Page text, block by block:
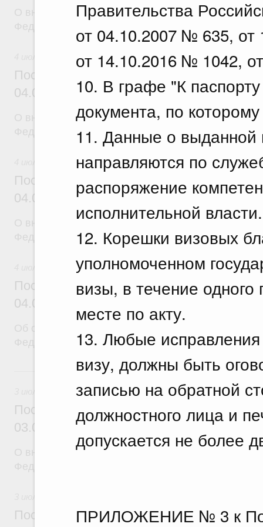
Правительства
от 04.10.2007 № 635,
от 14.10.2016 № 1042,
10. В графе "К
документа, по
11. Данные о
направляются по
распоряжение
исполнительной власти.
12. Корешки визовых
уполномоченном
визы, в течение
месте по акту.
13. Любые
визу, должны быть
записью на обратной
должностного лица и
допускается не более
ПРИЛОЖЕНИЕ № 3 к
О внесении изменений в постановление
Постановление Правительства
04.07.2026 г. № 841
О внесении изменений в постановление
Федерации от 30 июня 2021 г. № 1093
Постановление Правительства
04.07.2026 г. № 840
Федерации от 30 июня 2021 г. № 1067
Постановление Правительства
04.07.2026 г. № 844
Федерации об электроэнергетике
3 июля, пятница
Постановление Правительства
03.07.2026 г. № 833
О внесении изменений в постановление
Постановление Правительства